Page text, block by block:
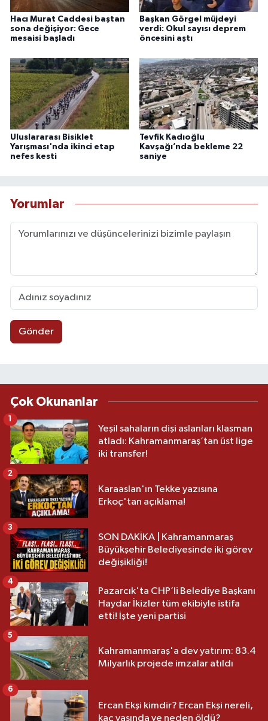
Hacı Murat Caddesi baştan
sona değişiyor: Gece
mesaisi başladı
Başkan Görgel müjdeyi
verdi: Okul sayısı deprem
öncesini aştı
Uluslararası Bisiklet
Yarışması'nda ikinci etap
nefes kesti
Tevfik Kadıoğlu
Kavşağı’nda bekleme 22
saniye
Yorumlar
Gönder
Çok Okunanlar
Yeşil sahaların dişi aslanları klasman
atladı: Kahramanmaraş’tan üst lige
iki transfer!
Karaaslan'ın Tekke yazısına
Erkoç'tan açıklama!
2
SON DAKİKA | Kahramanmaraş
Büyükşehir Belediyesinde iki görev
değişikliği!
3
Pazarcık'ta CHP’li Belediye Başkanı
Haydar İkizler tüm ekibiyle istifa
etti! İşte yeni partisi
4
Kahramanmaraş'a dev yatırım: 83.4
Milyarlık projede imzalar atıldı
5
Ercan Ekşi kimdir? Ercan Ekşi nereli,
kaç yaşında ve neden öldü?
6